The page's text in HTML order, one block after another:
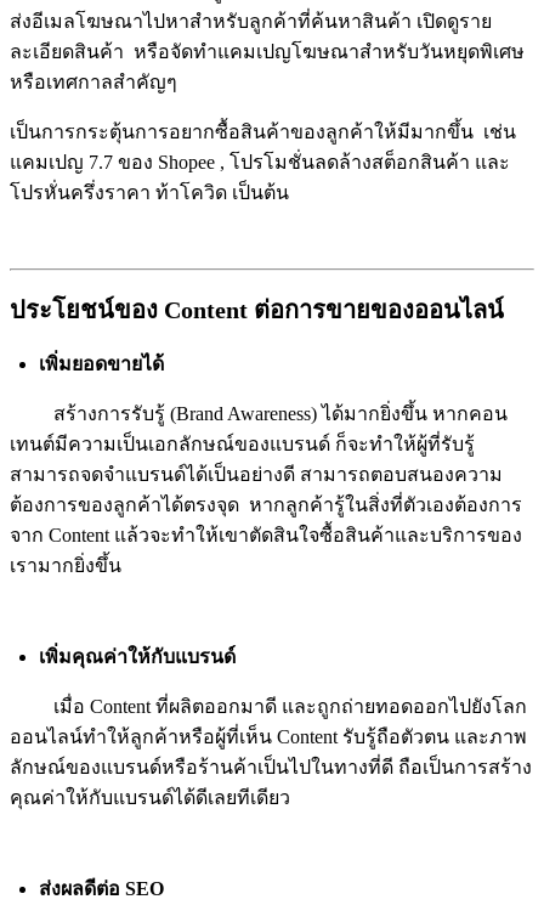
ส่งอีเมลโฆษณาไปหาสำหรับลูกค้าที่ค้นหาสินค้า เปิดดูราย
ละเอียดสินค้า หรือจัดทำแคมเปญโฆษณาสำหรับวันหยุดพิเศษ
หรือเทศกาลสำคัญๆ
เป็นการกระตุ้นการอยากซื้อสินค้าของลูกค้าให้มีมากขึ้น เช่น
แคมเปญ 7.7 ของ Shopee , โปรโมชั่นลดล้างสต็อกสินค้า และ
โปรหั่นครึ่งราคา ท้าโควิด เป็นต้น
ประโยชน์ของ Content ต่อการขายของออนไลน์
เพิ่มยอดขายได้
สร้างการรับรู้ (Brand Awareness) ได้มากยิ่งขึ้น หากคอน
เทนต์มีความเป็นเอกลักษณ์ของแบรนด์ ก็จะทำให้ผู้ที่รับรู้
สามารถจดจำแบรนด์ได้เป็นอย่างดี สามารถตอบสนองความ
ต้องการของลูกค้าได้ตรงจุด หากลูกค้ารู้ในสิ่งที่ตัวเองต้องการ
จาก Content แล้วจะทำให้เขาตัดสินใจซื้อสินค้าและบริการของ
เรามากยิ่งขึ้น
เพิ่มคุณค่าให้กับแบรนด์
เมื่อ Content ที่ผลิตออกมาดี และถูกถ่ายทอดออกไปยังโลก
ออนไลน์ทำให้ลูกค้าหรือผู้ที่เห็น Content รับรู้ถือตัวตน และภาพ
ลักษณ์ของแบรนด์หรือร้านค้าเป็นไปในทางที่ดี ถือเป็นการสร้าง
คุณค่าให้กับแบรนด์ได้ดีเลยทีเดียว
ส่งผลดีต่อ SEO